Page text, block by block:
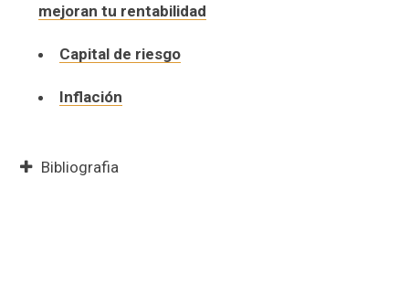
mejoran tu rentabilidad
Capital de riesgo
Inflación
Bibliografia